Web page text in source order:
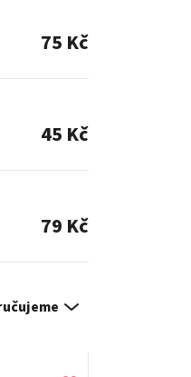
75 Kč
45 Kč
79 Kč